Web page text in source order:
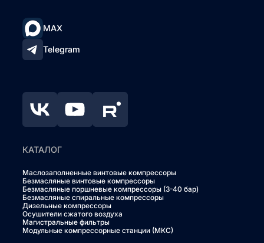
MAX
Telegram
КАТАЛОГ
Маслозаполненные винтовые компрессоры
Безмасляные винтовые компрессоры
Безмасляные поршневые компрессоры (3-40 бар)
Безмасляные спиральные компрессоры
Дизельные компрессоры
Осушители сжатого воздуха
Магистральные фильтры
Модульные компрессорные станции (МКС)